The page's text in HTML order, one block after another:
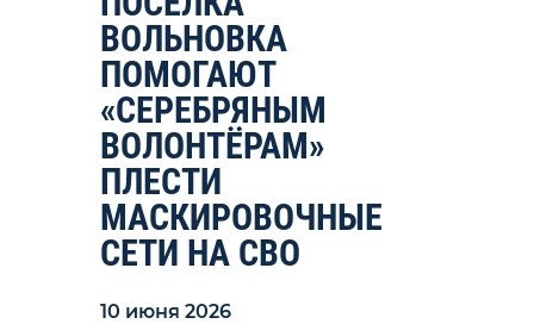
ВОЛЬНОВКА
ПОМОГАЮТ
«СЕРЕБРЯНЫМ
ВОЛОНТЁРАМ»
ПЛЕСТИ
МАСКИРОВОЧНЫЕ
СЕТИ НА СВО
10 июня 2026